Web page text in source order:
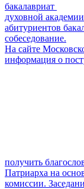
бакалавриат
духовной
абитуриентов
собеседование.
На сайте
информация о
получить
Патриарха на
комиссии.